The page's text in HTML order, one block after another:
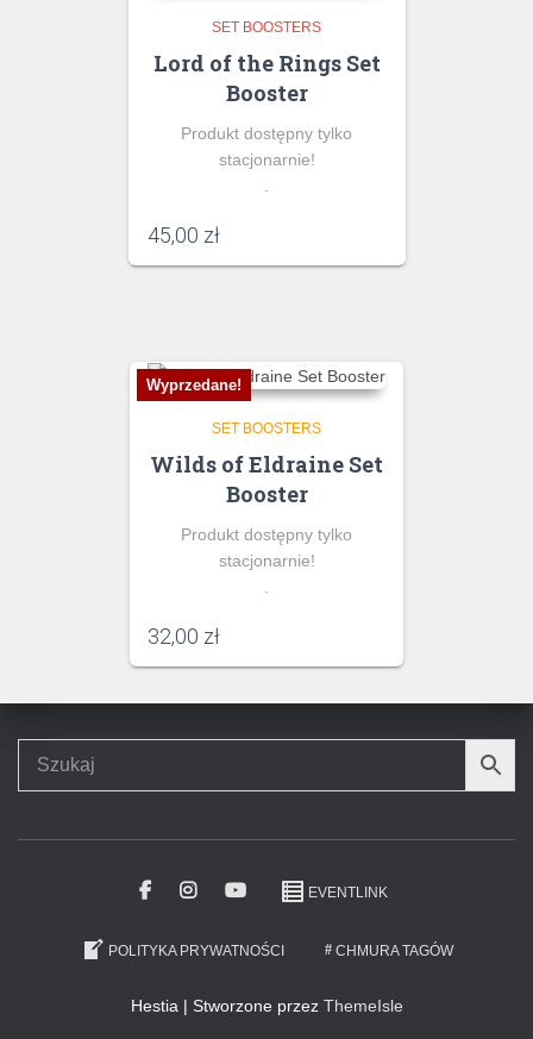
SET BOOSTERS
Lord of the Rings Set
Booster
Produkt dostępny tylko
stacjonarnie!
45,00 zł
Wyprzedane!
SET BOOSTERS
Wilds of Eldraine Set
Booster
Produkt dostępny tylko
stacjonarnie!
32,00 zł
EVENTLINK
POLITYKA PRYWATNOŚCI CHMURA TAGÓW
Hestia | Stworzone przez ThemeIsle